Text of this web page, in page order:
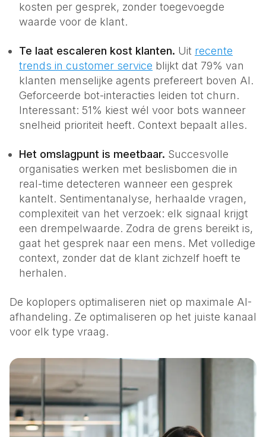
kosten per gesprek, zonder toegevoegde
waarde voor de klant.
Te laat escaleren kost klanten. Uit recente
trends in customer service blijkt dat 79% van
klanten menselijke agents prefereert boven AI.
Geforceerde bot-interacties leiden tot churn.
Interessant: 51% kiest wél voor bots wanneer
snelheid prioriteit heeft. Context bepaalt alles.
Het omslagpunt is meetbaar. Succesvolle
organisaties werken met beslisbomen die in
real-time detecteren wanneer een gesprek
kantelt. Sentimentanalyse, herhaalde vragen,
complexiteit van het verzoek: elk signaal krijgt
een drempelwaarde. Zodra de grens bereikt is,
gaat het gesprek naar een mens. Met volledige
context, zonder dat de klant zichzelf hoeft te
herhalen.
De koplopers optimaliseren niet op maximale AI-
afhandeling. Ze optimaliseren op het juiste kanaal
voor elk type vraag.